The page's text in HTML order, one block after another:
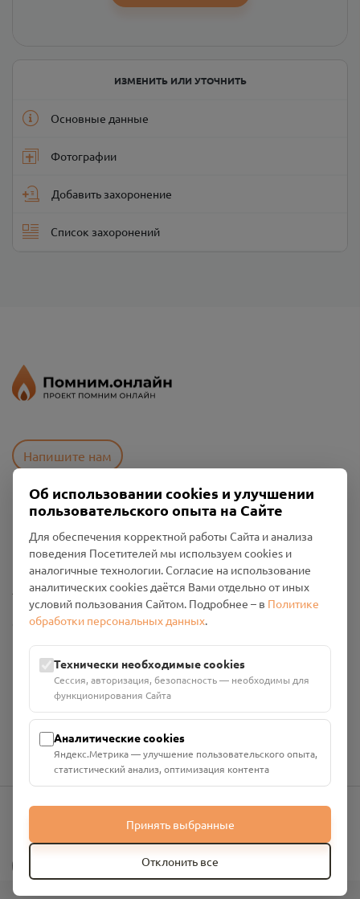
ИЗМЕНИТЬ ИЛИ УТОЧНИТЬ
Основные данные
Фотографии
Добавить захоронение
Список захоронений
Напишите нам
Пользовательское соглашение
Политика конфиденциальности
Промо-материалы
Настройки cookies
Общество с ограниченной ответственностью «Смоленский
ИНН: 6700029207 ОГРН: 1256700001986
Юридический адрес: 216790, Смоленская область, р-н
Руднянский, г. Рудня, улица Западная, д. 26А, пом. 18
Номер счёта: 40702810901130004287 в АО "АЛЬФА-БАНК"
Кор. счёт: 30101810200000000593
info@pomnim.online
Об использовании cookies и улучшении
пользовательского опыта на Сайте
Для обеспечения корректной работы Сайта и анализа
поведения Посетителей мы используем cookies и
аналогичные технологии. Согласие на использование
аналитических cookies даётся Вами отдельно от иных
условий пользования Сайтом. Подробнее – в Политике
обработки персональных данных.
Технически необходимые cookies
Сессия, авторизация, безопасность — необходимы для
функционирования Сайта
Аналитические cookies
Яндекс.Метрика — улучшение пользовательского опыта,
статистический анализ, оптимизация контента
Принять выбранные
Отклонить все